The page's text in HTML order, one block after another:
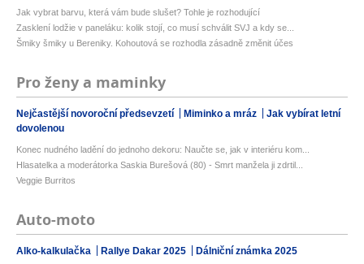
Jak vybrat barvu, která vám bude slušet? Tohle je rozhodující
Zasklení lodžie v paneláku: kolik stojí, co musí schválit SVJ a kdy se...
Šmiky šmiky u Bereniky. Kohoutová se rozhodla zásadně změnit účes
Pro ženy a maminky
Nejčastější novoroční předsevzetí Miminko a mráz
Jak vybírat letní
dovolenou
Konec nudného ladění do jednoho dekoru: Naučte se, jak v interiéru kom...
Hlasatelka a moderátorka Saskia Burešová (80) - Smrt manžela ji zdrtil...
Veggie Burritos
Auto-moto
Alko-kalkulačka Rallye Dakar 2025 Dálniční známka 2025